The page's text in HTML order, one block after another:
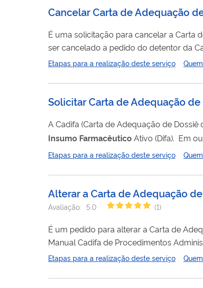
Cancelar Carta de Adequação
É uma solicitação para cancelar a Carta
ser cancelado a pedido do detentor da
Etapas para a realização deste serviço
Solicitar Carta de Adequação
A Cadifa (Carta de Adequação de Dossiê
Insumo FarmacêuticoAtivo (Difa). Em
pelo conjunto de testes que compõem sua especificação. O documento é necessário
registro de medicamentos. Para saber mais, acesse o Manual Cadifa de Procedimentos Administrativos , disponível também em
inglês.
Etapas para a realização deste serviço
Alterar a Carta de Adequação
Avaliação: 5.0 (1)
É um pedido para alterar a Carta de
Manual Cadifa de Procedimentos
Etapas para a realização deste serviço